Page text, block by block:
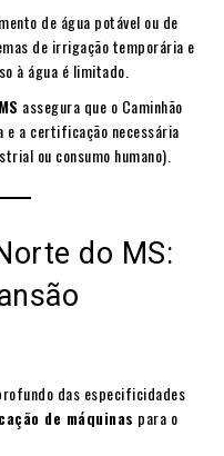
de água potável ou de
de irrigação temporária e
à água é limitado.
assegura que o Caminhão
e a certificação necessária
ou consumo humano).
do MS:
das especificidades
de máquinas para o